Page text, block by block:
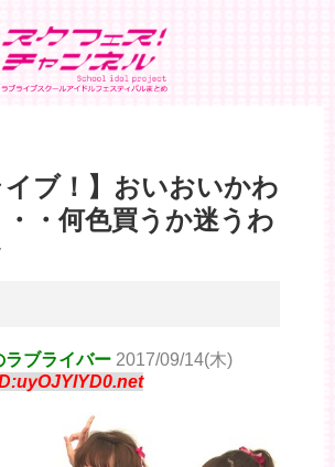
イブ！】おいおいかわ
・何色買うか迷うわ
ラブライバー 2017/09/14(木)